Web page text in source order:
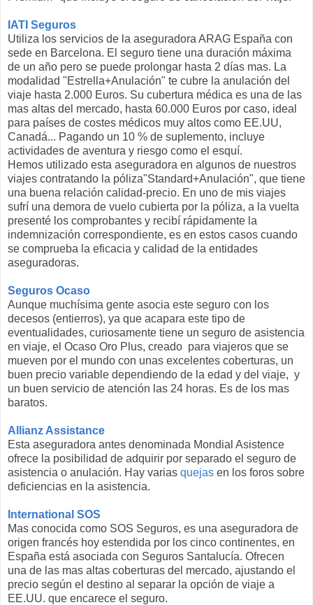
IATI Seguros
Utiliza los servicios de la aseguradora ARAG España con
sede en Barcelona. El seguro tiene una duración máxima
de un año pero se puede prolongar hasta 2 días mas. La
modalidad "Estrella+Anulación" te cubre la anulación del
viaje hasta 2.000 Euros. Su cubertura médica es una de las
mas altas del mercado, hasta 60.000 Euros por caso, ideal
para países de costes médicos muy altos como EE.UU,
Canadá... Pagando un 10 % de suplemento, incluye
actividades de aventura y riesgo como el esquí.
Hemos utilizado esta aseguradora en algunos de nuestros
viajes contratando la póliza"Standard+Anulación", que tiene
una buena relación calidad-precio. En uno de mis viajes
sufrí una demora de vuelo cubierta por la póliza, a la vuelta
presenté los comprobantes y recibí rápidamente la
indemnización correspondiente, es en estos casos cuando
se comprueba la eficacia y calidad de la entidades
aseguradoras.
Seguros Ocaso
Aunque muchísima gente asocia este seguro con los
decesos (entierros), ya que acapara este tipo de
eventualidades, curiosamente tiene un seguro de asistencia
en viaje, el Ocaso Oro Plus, creado para viajeros que se
mueven por el mundo con unas excelentes coberturas, un
buen precio variable dependiendo de la edad y del viaje, y
un buen servicio de atención las 24 horas. Es de los mas
baratos.
Allianz Assistance
Esta aseguradora antes denominada Mondial Asistence
ofrece la posibilidad de adquirir por separado el seguro de
asistencia o anulación. Hay varias quejas en los foros sobre
deficiencias en la asistencia.
International SOS
Mas conocida como SOS Seguros, es una aseguradora de
origen francés hoy estendida por los cinco continentes, en
España está asociada con Seguros Santalucía. Ofrecen
una de las mas altas coberturas del mercado, ajustando el
precio según el destino al separar la opción de viaje a
EE.UU. que encarece el seguro.